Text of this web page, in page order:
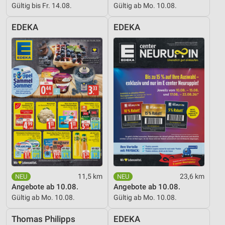
Gültig bis Fr. 14.08. Gültig ab Mo. 10.08.
EDEKA
11,5 km
Angebote ab 10.08.
Gültig ab Mo. 10.08.
EDEKA
23,6 km
Angebote ab 10.08.
Gültig ab Mo. 10.08.
Thomas Philipps EDEKA